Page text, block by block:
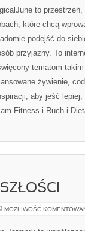
to
które chcą
podejść do
przyjazny. To
tematom
żywienie,
aby jeść
Fitness i Ruch i
MOŻLIWOŚĆ